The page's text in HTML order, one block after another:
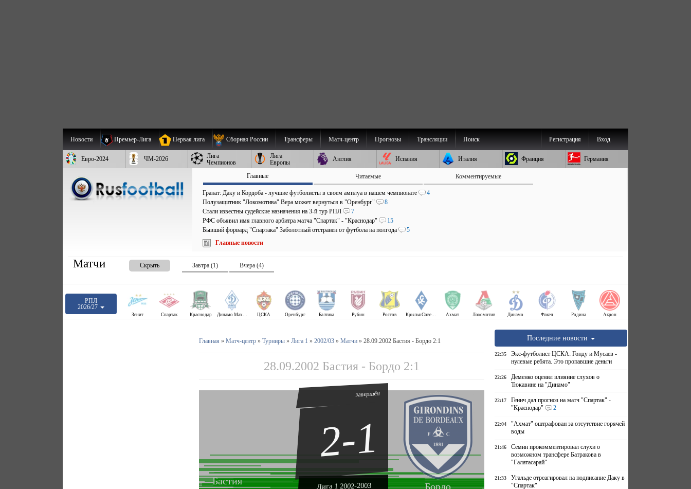
Новости Премьер-Лига Первая лига Сборная России Трансферы Матч-центр Прогнозы Трансляции Поиск Вход
Регистрация
Евро-2024 ЧМ-2026
Лига
Чемпионов
Лига
Европы
Англия Испания Италия Франция Германия
Главные Читаемые Комментируемые
Гранат: Даку и Кордоба - лучшие футболисты в своем амплуа в нашем чемпионате
4
Полузащитник "Локомотива" Вера может вернуться в "Оренбург"
8
Стали известны судейские назначения на 3-й тур РПЛ
7
РФС объявил имя главного арбитра матча "Спартак" - "Краснодар"
15
Бывший форвард "Спартака" Заболотный отстранен от футбола на полгода
5
Главные новости
Матчи Скрыть Завтра (1) Вчера (4)
РПЛ
2026/27
Зенит Спартак Краснодар Динамо Махачкала ЦСКА Оренбург Балтика Рубин Ростов Крылья Советов Ахмат Локомотив Динамо Факел Родина Акрон
Главная » Матч-центр» Турниры» Лига 1 » 2002/03» Матчи» 28.09.2002 Бастия - Бордо 2:1
28.09.2002 Бастия - Бордо 2:1
Бастия
Бордо
завершён
2-1
Лига 1 2002-2003
Последние новости
22:35
Экс-футболист ЦСКА: Гонду и Мусаев -
нулевые ребята. Это пропавшие деньги
22:26
Деменко оценил влияние слухов о
Тюкавине на "Динамо"
22:17
Генич дал прогноз на матч "Спартак" -
"Краснодар"
2
22:04
"Ахмат" оштрафован за отсутствие горячей
воды
21:46
Семин прокомментировал слухи о
возможном трансфере Батракова в
"Галатасарай"
21:33
Угальде отреагировал на подписание Даку в
"Спартак"